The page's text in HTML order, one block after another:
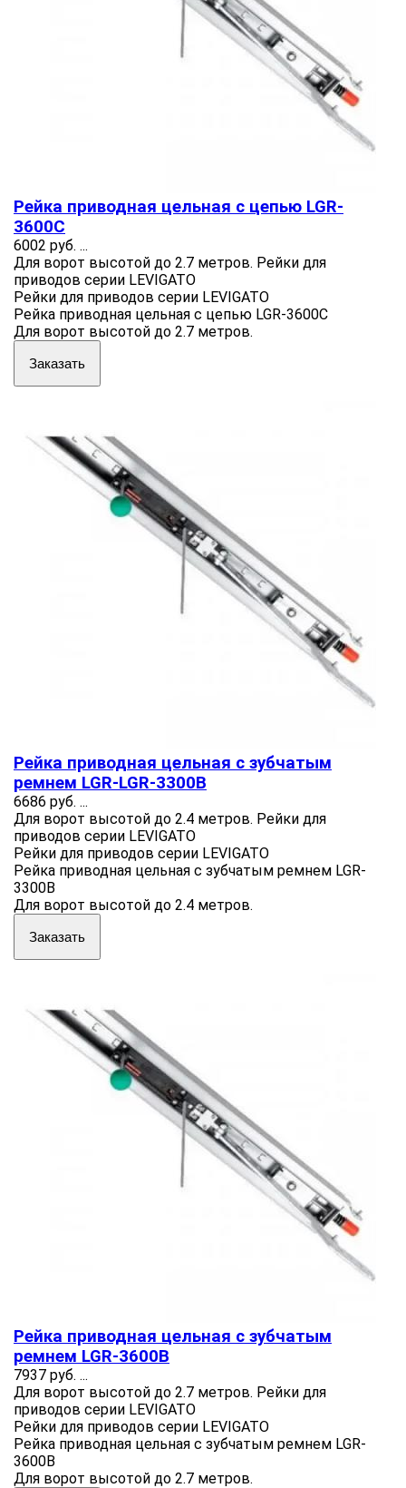
Рейка приводная цельная с цепью LGR-
3600C
6002 руб. ...
Для ворот высотой до 2.7 метров. Рейки для
приводов серии LEVIGATO
Рейки для приводов серии LEVIGATO
Рейка приводная цельная с цепью LGR-3600C
Для ворот высотой до 2.7 метров.
Заказать
Рейка приводная цельная с зубчатым
ремнем LGR-LGR-3300B
6686 руб. ...
Для ворот высотой до 2.4 метров. Рейки для
приводов серии LEVIGATO
Рейки для приводов серии LEVIGATO
Рейка приводная цельная с зубчатым ремнем LGR-
3300B
Для ворот высотой до 2.4 метров.
Заказать
Рейка приводная цельная с зубчатым
ремнем LGR-3600B
7937 руб. ...
Для ворот высотой до 2.7 метров. Рейки для
приводов серии LEVIGATO
Рейки для приводов серии LEVIGATO
Рейка приводная цельная с зубчатым ремнем LGR-
3600B
Для ворот высотой до 2.7 метров.